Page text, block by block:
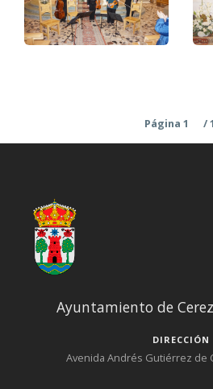
Página 1 / 1
Ayuntamiento de
DIRECCIÓN
Avenida Andrés Gutiérrez de